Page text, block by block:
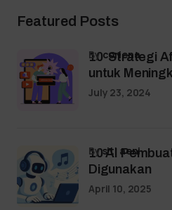
Featured Posts
10 Strategi
untuk
bycoriena
July 23, 2024
10 AI
Digunakan
bysiti aeni
April 10, 2025